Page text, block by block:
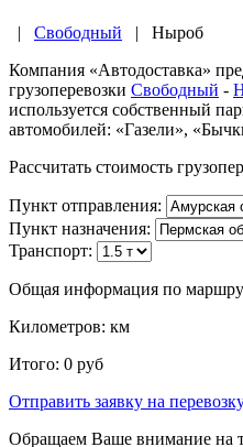
| Свободный | Ныроб
Компания «Автодоставка»
грузоперевозки Свободный -
используется собственный
автомобилей: «Газели»,
Рассчитать стоимость
Пункт отправления:
Пункт назначения:
Транспорт:
Общая информация по
Километров: км
Итого: 0 руб
Отправить заявку на
Обращаем Ваше внимание на